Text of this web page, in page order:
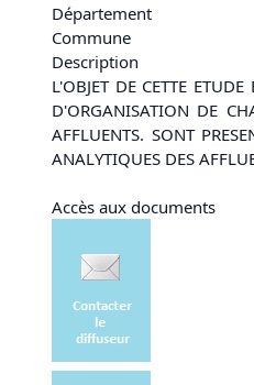
Département
Commune
Description
L'OBJET DE CETTE
D'ORGANISATION DE
AFFLUENTS. SONT
ANALYTIQUES DES
Accès aux documents